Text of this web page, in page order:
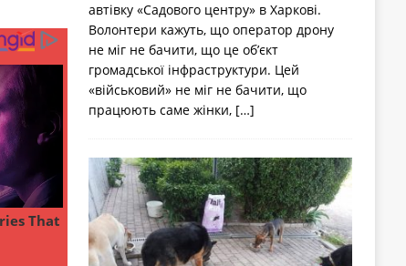
автівку «Садового центру» в Харкові.
Волонтери кажуть, що оператор дрону
не міг не бачити, що це об’єкт
громадської інфраструктури. Цей
«військовий» не міг не бачити, що
працюють саме жінки, […]